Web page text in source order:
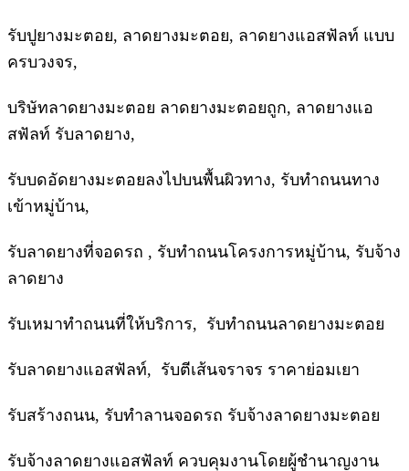
รับปูยางมะตอย, ลาดยางมะตอย, ลาดยางแอสฟัลท์ แบบ
ครบวงจร,
บริษัทลาดยางมะตอย ลาดยางมะตอยถูก, ลาดยางแอ
สฟัลท์ รับลาดยาง,
รับบดอัดยางมะตอยลงไปบนพื้นผิวทาง, รับทำถนนทาง
เข้าหมู่บ้าน,
รับลาดยางที่จอดรถ , รับทำถนนโครงการหมู่บ้าน, รับจ้าง
ลาดยาง
รับเหมาทำถนนที่ให้บริการ, รับทำถนนลาดยางมะตอย
รับลาดยางแอสฟัลท์, รับตีเส้นจราจร ราคาย่อมเยา
รับสร้างถนน, รับทำลานจอดรถ รับจ้างลาดยางมะตอย
รับจ้างลาดยางแอสฟัลท์ ควบคุมงานโดยผู้ชำนาญงาน